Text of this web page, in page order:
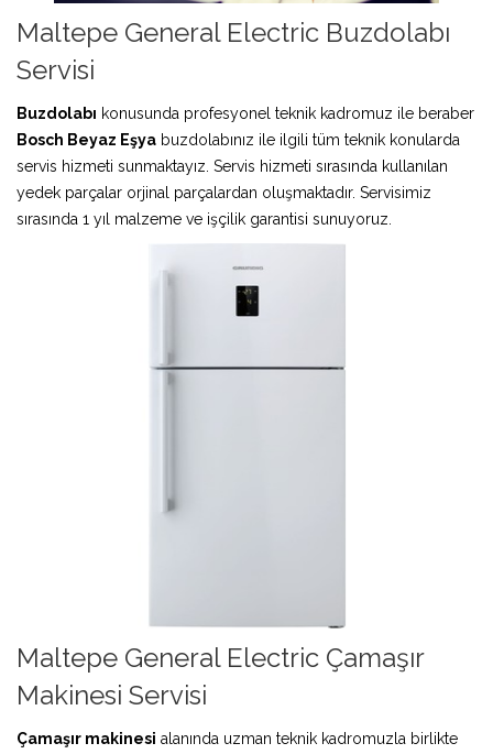
Maltepe General Electric Buzdolabı
Servisi
Buzdolabı konusunda profesyonel teknik kadromuz ile beraber
Bosch Beyaz Eşya buzdolabınız ile ilgili tüm teknik konularda
servis hizmeti sunmaktayız. Servis hizmeti sırasında kullanılan
yedek parçalar orjinal parçalardan oluşmaktadır. Servisimiz
sırasında 1 yıl malzeme ve işçilik garantisi sunuyoruz.
Maltepe General Electric Çamaşır
Makinesi Servisi
Çamaşır makinesi alanında uzman teknik kadromuzla birlikte